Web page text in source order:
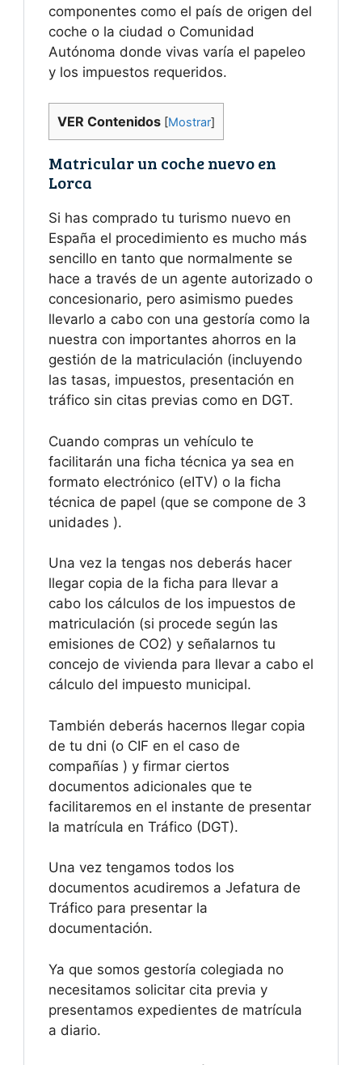
componentes como el país de origen del
coche o la ciudad o Comunidad
Autónoma donde vivas varía el papeleo
y los impuestos requeridos.
VER Contenidos [Mostrar]
Matricular un coche nuevo en
Lorca
Si has comprado tu turismo nuevo en
España el procedimiento es mucho más
sencillo en tanto que normalmente se
hace a través de un agente autorizado o
concesionario, pero asimismo puedes
llevarlo a cabo con una gestoría como la
nuestra con importantes ahorros en la
gestión de la matriculación (incluyendo
las tasas, impuestos, presentación en
tráfico sin citas previas como en DGT.
Cuando compras un vehículo te
facilitarán una ficha técnica ya sea en
formato electrónico (eITV) o la ficha
técnica de papel (que se compone de 3
unidades ).
Una vez la tengas nos deberás hacer
llegar copia de la ficha para llevar a
cabo los cálculos de los impuestos de
matriculación (si procede según las
emisiones de CO2) y señalarnos tu
concejo de vivienda para llevar a cabo el
cálculo del impuesto municipal.
También deberás hacernos llegar copia
de tu dni (o CIF en el caso de
compañías ) y firmar ciertos
documentos adicionales que te
facilitaremos en el instante de presentar
la matrícula en Tráfico (DGT).
Una vez tengamos todos los
documentos acudiremos a Jefatura de
Tráfico para presentar la
documentación.
Ya que somos gestoría colegiada no
necesitamos solicitar cita previa y
presentamos expedientes de matrícula
a diario.